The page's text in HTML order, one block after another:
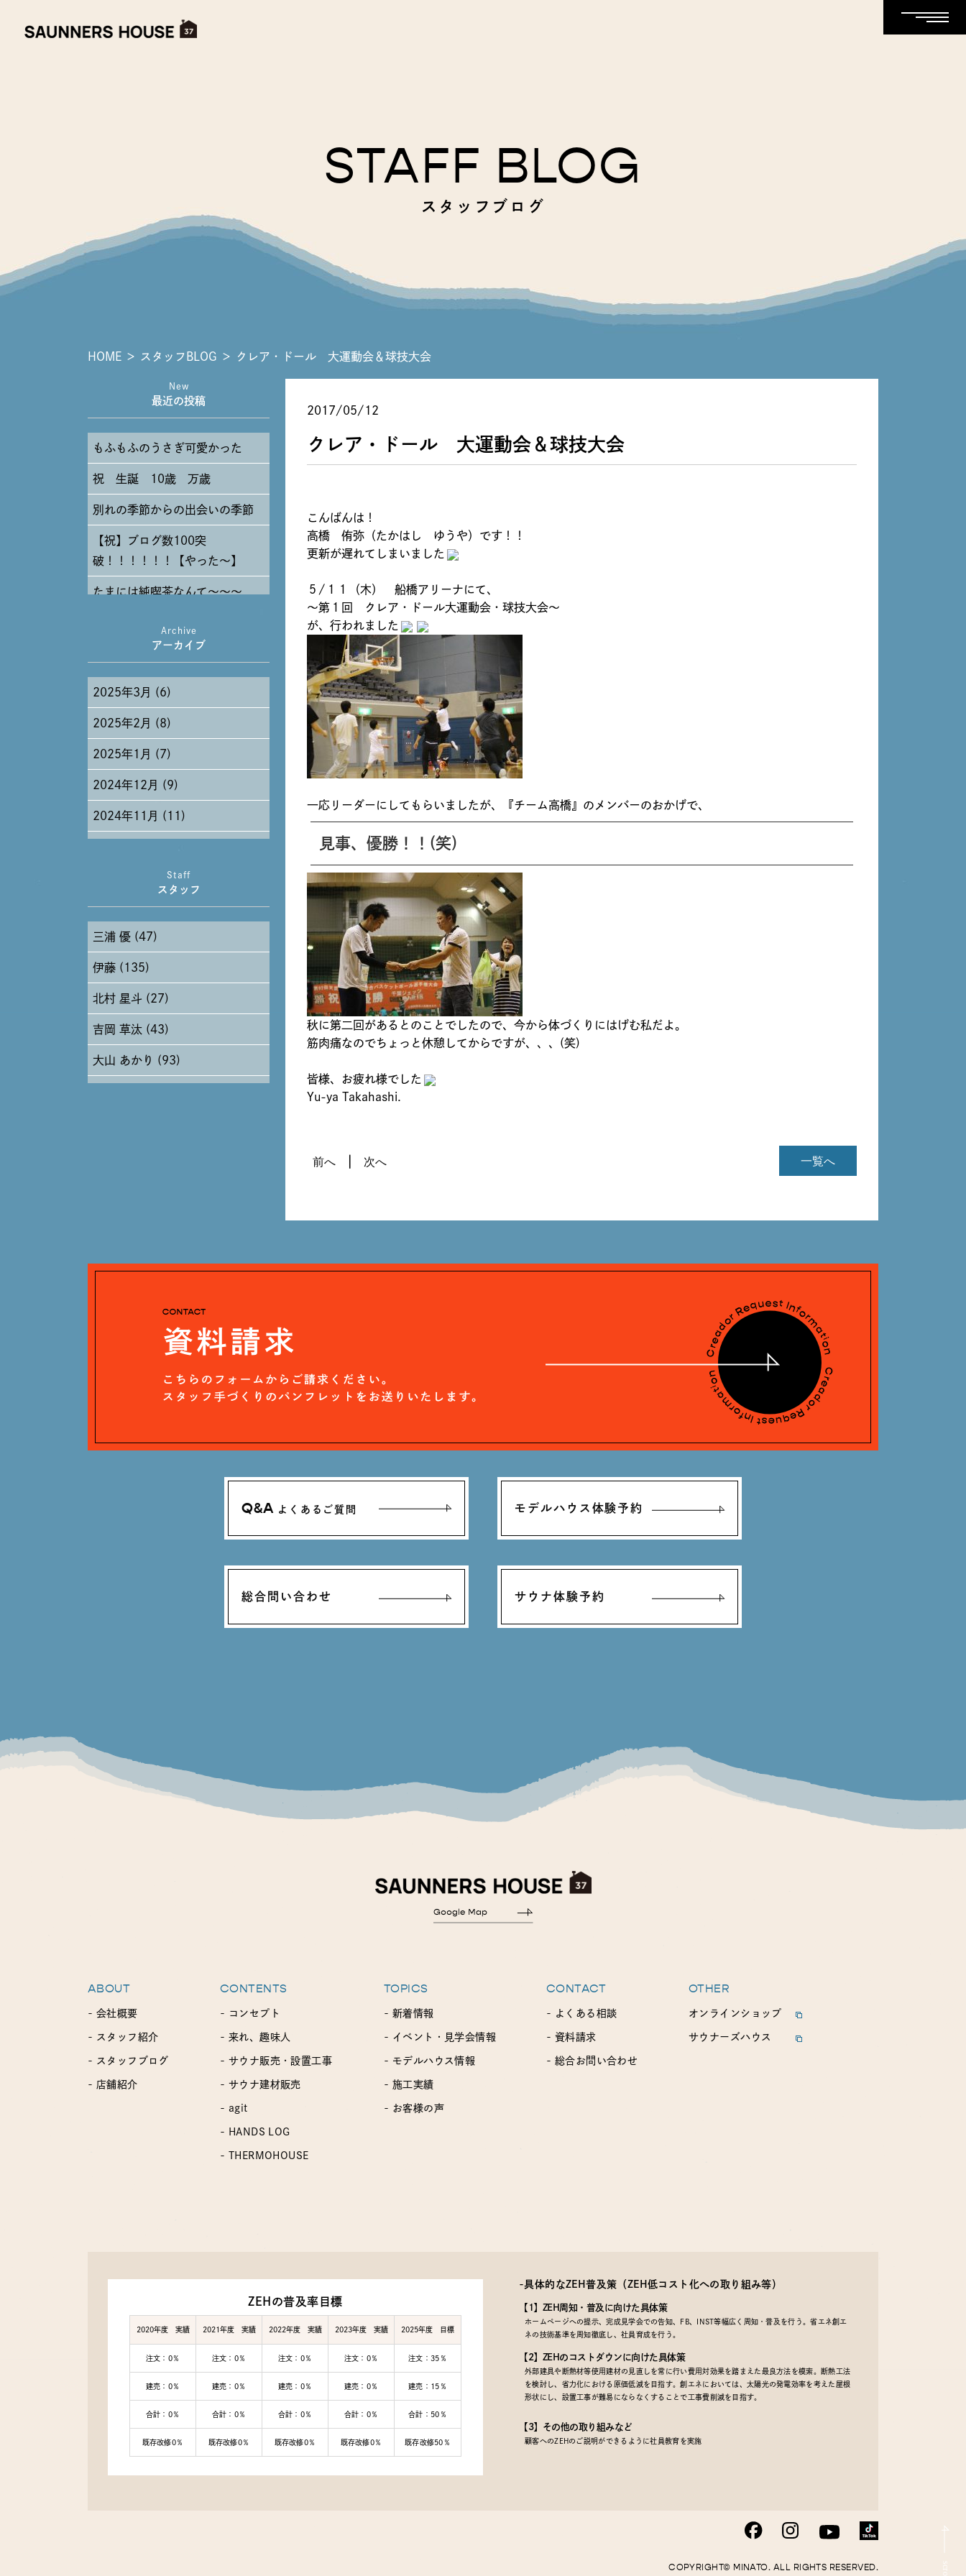
STAFF BLOG
スタッフブログ
HOME ＞ スタッフBLOG ＞ クレア・ドール 大運動会＆球技大会
2017/05/12
クレア・ドール 大運動会＆球技大会
こんばんは！
高橋 侑弥（たかはし ゆうや）です！！
更新が遅れてしまいました
５/１１（木） 船橋アリーナにて、
～第１回 クレア・ドール大運動会・球技大会～
が、行われました
一応リーダーにしてもらいましたが、『チーム高橋』のメンバーのおかげで、
見事、優勝！！(笑)
秋に第二回があるとのことでしたので、今から体づくりにはげむ私だよ。
筋肉痛なのでちょっと休憩してからですが、、、(笑)
皆様、お疲れ様でした
Yu-ya Takahashi.
一覧へ
前へ 次へ
New
最近の投稿
もふもふのうさぎ可愛かった
祝 生誕 10歳 万歳
別れの季節からの出会いの季節
【祝】ブログ数100突
破！！！！！！【やった～】
たまには純喫茶なんて～～～
Archive
アーカイブ
2025年3月 (6)
2025年2月 (8)
2025年1月 (7)
2024年12月 (9)
2024年11月 (11)
2024年9月 (11)
2024年8月 (11)
2024年7月 (11)
2024年6月 (12)
2024年5月 (19)
2024年4月 (17)
Staff
スタッフ
三浦 優 (47)
伊藤 (135)
北村 星斗 (27)
吉岡 草汰 (43)
大山 あかり (93)
Q&A よくあるご質問 モデルハウス体験予約
総合問い合わせ サウナ体験予約
COPYRIGHT© MINATO. ALL RIGHTS RESERVED.
ABOUT
- 会社概要
- スタッフ紹介
- スタッフブログ
- 店舗紹介
CONTENTS
- コンセプト
- 来れ、趣味人
- サウナ販売・設置工事
- サウナ建材販売
- agit
- HANDS LOG
- THERMOHOUSE
TOPICS
- 新着情報
- イベント・見学会情報
- モデルハウス情報
- 施工実績
- お客様の声
CONTACT
- よくある相談
- 資料請求
- 総合お問い合わせ
OTHER
オンラインショップ
サウナーズハウス
ZEHの普及率目標
2020年度 実績 2021年度 実績 2022年度 実績 2023年度 実績 2025年度 目標
注文：0％ 注文：0％ 注文：0％ 注文：0％ 注文：35％
建売：0％ 建売：0％ 建売：0％ 建売：0％ 建売：15％
合計：0％ 合計：0％ 合計：0％ 合計：0％ 合計：50％
既存改修0％ 既存改修0％ 既存改修0％ 既存改修0％ 既存改修50％
-具体的なZEH普及策 （ZEH低コスト化への取り組み等）
【1】ZEH周知・普及に向けた具体策
ホームページへの提示、完成見学会での告知、FB、INST等幅広く周知・普及を行う。省エネ創エ
ネの技術基準を周知徹底し、社員育成を行う。
【2】ZEHのコストダウンに向けた具体策
外部建具や断熱材等使用建材の見直しを常に行い費用対効果を踏まえた最良方法を模索。断熱工法
を検討し、省力化における原価低減を目指す。創エネにおいては、太陽光の発電効率を考えた屋根
形状にし、設置工事が難易にならなくすることで工事費削減を目指す。
【3】その他の取り組みなど
顧客へのZEHのご説明ができるように社員教育を実施